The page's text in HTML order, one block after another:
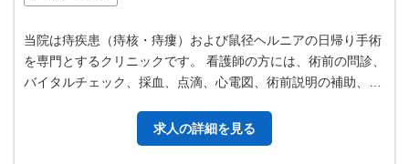
当院は痔疾患（痔核・痔瘻）および鼠径ヘルニアの日帰り手術
を専門とするクリニックです。 看護師の方には、術前の問診、
バイタルチェック、採血、点滴、心電図、術前説明の補助、医
求人の詳細を見る